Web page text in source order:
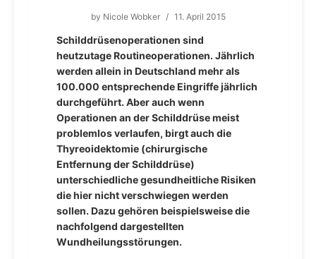
by Nicole Wobker / 11. April 2015
Schilddrüsenoperationen sind
heutzutage Routineoperationen. Jährlich
werden allein in Deutschland mehr als
100.000 entsprechende Eingriffe jährlich
durchgeführt. Aber auch wenn
Operationen an der Schilddrüse meist
problemlos verlaufen, birgt auch die
Thyreoidektomie (chirurgische
Entfernung der Schilddrüse)
unterschiedliche gesundheitliche Risiken
die hier nicht verschwiegen werden
sollen. Dazu gehören beispielsweise die
nachfolgend dargestellten
Wundheilungsstörungen.